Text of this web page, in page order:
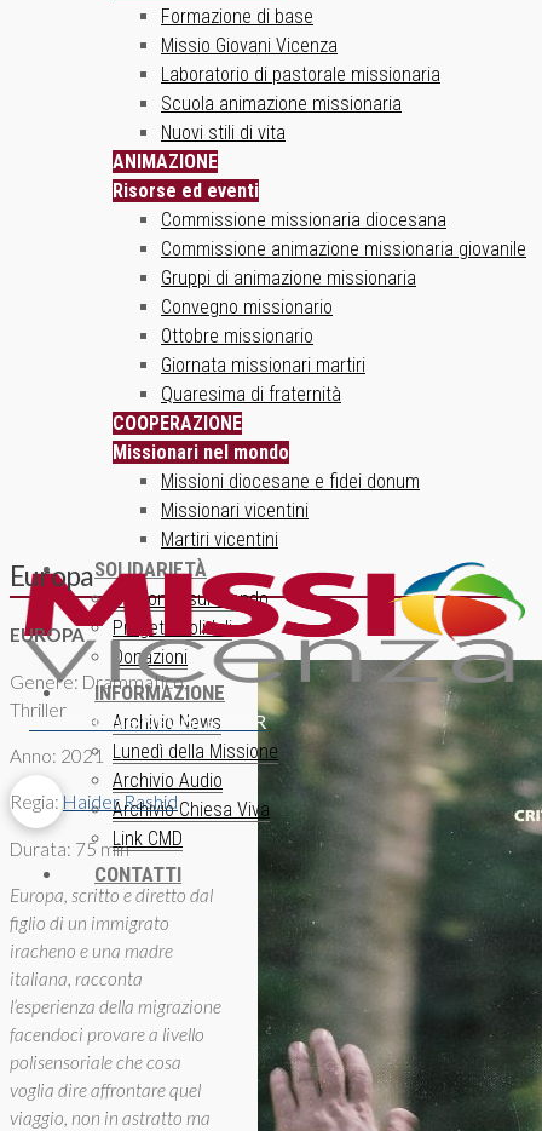
Formazione di base
Missio Giovani Vicenza
Laboratorio di pastorale missionaria
Scuola animazione missionaria
Nuovi stili di vita
ANIMAZIONE
Risorse ed eventi
Commissione missionaria diocesana
Commissione animazione missionaria giovanile
Gruppi di animazione missionaria
Convegno missionario
Ottobre missionario
Giornata missionari martiri
Quaresima di fraternità
COOPERAZIONE
Missionari nel mondo
Missioni diocesane e fidei donum
Missionari vicentini
Martiri vicentini
SOLIDARIETÀ
Un ponte sul mondo
Progetti solidali
Donazioni
INFORMAZIONE
Archivio News
Lunedì della Missione
Archivio Audio
Archivio Chiesa Viva
Link CMD
CONTATTI
ISCRIZIONE NEWSLETTER
Europa
EUROPA
Genere: Drammatico,
Thriller
Anno: 2021
Regia: Haider Rashid
Durata: 75 min
Europa, scritto e diretto dal
figlio di un immigrato
iracheno e una madre
italiana, racconta
l’esperienza della migrazione
facendoci provare a livello
polisensoriale che cosa
voglia dire affrontare quel
viaggio, non in astratto ma